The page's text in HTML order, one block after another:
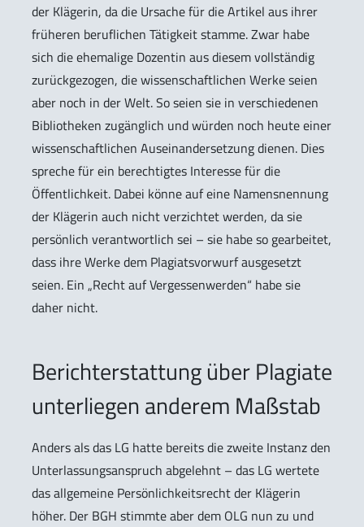
der Klägerin, da die Ursache für die Artikel aus ihrer
früheren beruflichen Tätigkeit stamme. Zwar habe
sich die ehemalige Dozentin aus diesem vollständig
zurückgezogen, die wissenschaftlichen Werke seien
aber noch in der Welt. So seien sie in verschiedenen
Bibliotheken zugänglich und würden noch heute einer
wissenschaftlichen Auseinandersetzung dienen. Dies
spreche für ein berechtigtes Interesse für die
Öffentlichkeit. Dabei könne auf eine Namensnennung
der Klägerin auch nicht verzichtet werden, da sie
persönlich verantwortlich sei – sie habe so gearbeitet,
dass ihre Werke dem Plagiatsvorwurf ausgesetzt
seien. Ein „Recht auf Vergessenwerden“ habe sie
daher nicht.
Berichterstattung über Plagiate
unterliegen anderem Maßstab
Anders als das LG hatte bereits die zweite Instanz den
Unterlassungsanspruch abgelehnt – das LG wertete
das allgemeine Persönlichkeitsrecht der Klägerin
höher. Der BGH stimmte aber dem OLG nun zu und